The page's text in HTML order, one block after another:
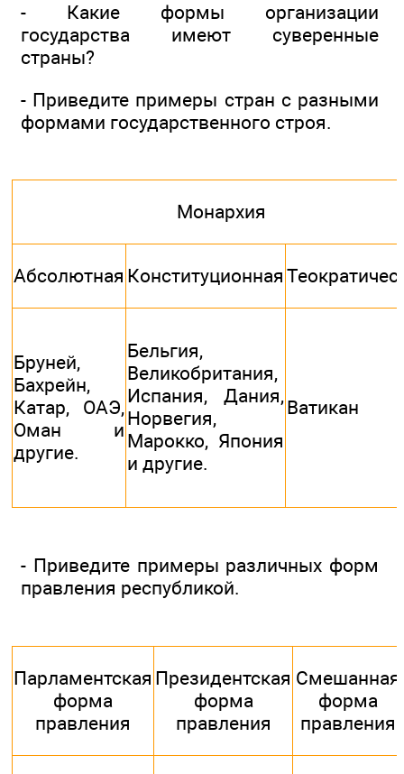
- Какие формы организации
государства имеют суверенные
страны?
- Приведите примеры стран с разными
формами государственного строя.
Монархия
Абсолютная Конституционная
Бруней,
Бахрейн,
Катар, ОАЭ,
Оман и
другие.
Бельгия,
Великобритания,
Испания, Дания,
Норвегия,
Марокко, Япония
и другие.
Ватикан
- Приведите примеры различных форм
правления республикой.
Парламентская
форма
правления
Президентская
форма
правления
Смешанная
форма
правления